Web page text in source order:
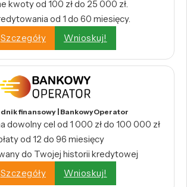
kwoty od 100 zł do 25 000 zł.
od 1 do 60 miesięcy.
Szczegóły
Wnioskuj!
finansowy | BankowyOperator
dowolny cel od 1 000 zł do 100 000 zł
od 12 do 96 miesięcy
do Twojej historii kredytowej
Szczegóły
Wnioskuj!